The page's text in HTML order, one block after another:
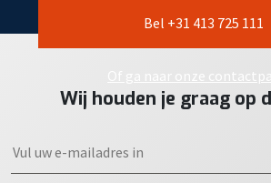
Bel +31 413 725 111
Of ga naar onze
Wij houden je graag op